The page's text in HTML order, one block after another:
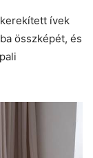
ívek
összképét, és